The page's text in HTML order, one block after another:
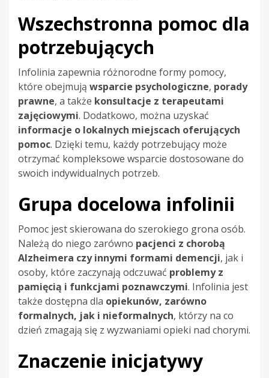
Wszechstronna pomoc dla
potrzebujących
Infolinia zapewnia różnorodne formy pomocy,
które obejmują wsparcie psychologiczne, porady
prawne, a także konsultacje z terapeutami
zajęciowymi. Dodatkowo, można uzyskać
informacje o lokalnych miejscach oferujących
pomoc. Dzięki temu, każdy potrzebujący może
otrzymać kompleksowe wsparcie dostosowane do
swoich indywidualnych potrzeb.
Grupa docelowa infolinii
Pomoc jest skierowana do szerokiego grona osób.
Należą do niego zarówno pacjenci z chorobą
Alzheimera czy innymi formami demencji, jak i
osoby, które zaczynają odczuwać problemy z
pamięcią i funkcjami poznawczymi. Infolinia jest
także dostępna dla opiekunów, zarówno
formalnych, jak i nieformalnych, którzy na co
dzień zmagają się z wyzwaniami opieki nad chorymi.
Znaczenie inicjatywy